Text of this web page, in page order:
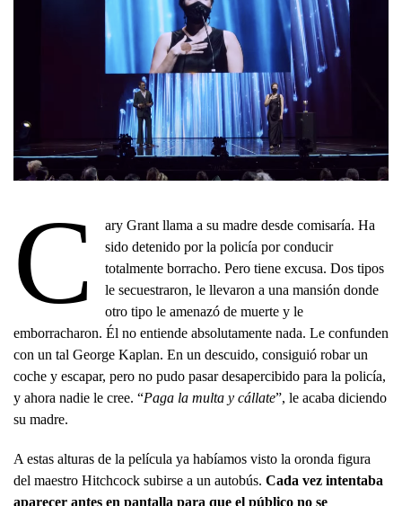
C
ary Grant llama a su madre desde comisaría. Ha
sido detenido por la policía por conducir
totalmente borracho. Pero tiene excusa. Dos tipos
le secuestraron, le llevaron a una mansión donde
otro tipo le amenazó de muerte y le
emborracharon. Él no entiende absolutamente nada. Le confunden
con un tal George Kaplan. En un descuido, consiguió robar un
coche y escapar, pero no pudo pasar desapercibido para la policía,
y ahora nadie le cree. “Paga la multa y cállate”, le acaba diciendo
su madre.
A estas alturas de la película ya habíamos visto la oronda figura
del maestro Hitchcock subirse a un autobús. Cada vez intentaba
aparecer antes en pantalla para que el público no se